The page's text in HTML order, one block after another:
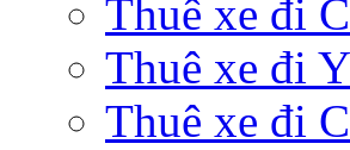
Thuê xe đi
Thuê xe đi
Thuê xe đi